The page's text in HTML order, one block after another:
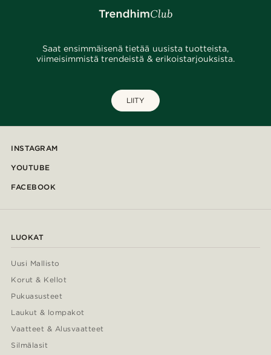
Saat ensimmäisenä tietää uusista tuotteista,
viimeisimmistä trendeistä & erikoistarjouksista.
LIITY
INSTAGRAM
YOUTUBE
FACEBOOK
LUOKAT
Uusi Mallisto
Korut & Kellot
Pukuasusteet
Laukut & lompakot
Vaatteet & Alusvaatteet
Silmälasit